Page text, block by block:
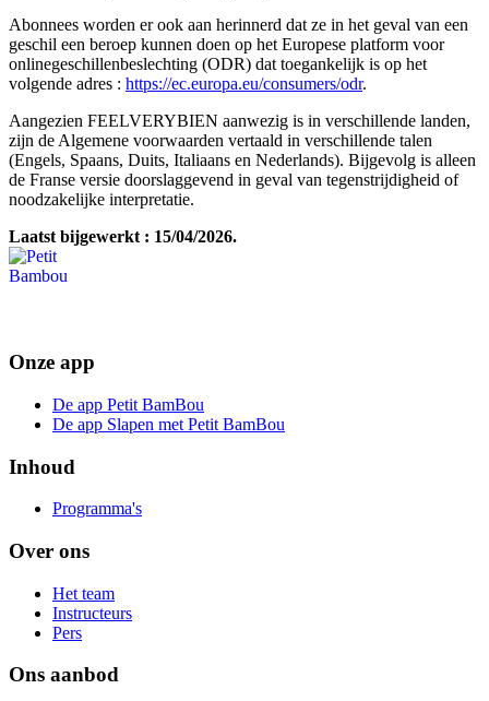
Abonnees worden er ook aan herinnerd dat ze in het geval van een
geschil een beroep kunnen doen op het Europese platform voor
onlinegeschillenbeslechting (ODR) dat toegankelijk is op het
volgende adres : https://ec.europa.eu/consumers/odr.
Aangezien FEELVERYBIEN aanwezig is in verschillende landen,
zijn de Algemene voorwaarden vertaald in verschillende talen
(Engels, Spaans, Duits, Italiaans en Nederlands). Bijgevolg is alleen
de Franse versie doorslaggevend in geval van tegenstrijdigheid of
noodzakelijke interpretatie.
Laatst bijgewerkt : 15/04/2026.
Onze app
De app Petit BamBou
De app Slapen met Petit BamBou
Inhoud
Programma's
Over ons
Het team
Instructeurs
Pers
Ons aanbod